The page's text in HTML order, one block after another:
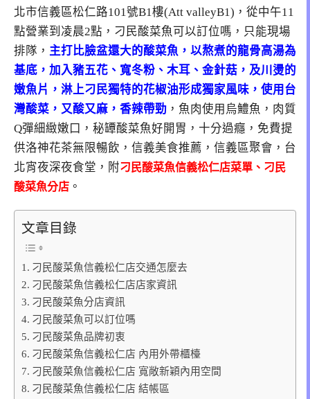
北市信義區松仁路101號B1樓(Att valleyB1)，從中午11
點營業到凌晨2點，刁民酸菜魚可以訂位嗎，只能現場
排隊， 主打比臉盆還大的酸菜魚，以熬煮的龍骨高湯為
基底，加入豬五花、寬冬粉、木耳、金針菇，及川燙的
嫩魚片，淋上刁民獨特的花椒油形成獨家風味，使用台
灣酸菜，又酸又麻，香辣帶勁 ，魚肉使用烏鱧魚，肉質
Q彈細緻嫩口，秘罈酸菜魚好開胃，十分過癮，免費提
供洛神花茶無限暢飲，信義美食推薦，信義區聚會，台
北宵夜深夜食堂，附刁民酸菜魚信義松仁店菜單、刁民
酸菜魚分店 。
文章目錄
刁民酸菜魚信義松仁店交通怎麼去
刁民酸菜魚信義松仁店店家資訊
刁民酸菜魚分店資訊
刁民酸菜魚可以訂位嗎
刁民酸菜魚品牌初衷
刁民酸菜魚信義松仁店 內用外帶櫃檯
刁民酸菜魚信義松仁店 寬敞新穎內用空間
刁民酸菜魚信義松仁店 結帳區